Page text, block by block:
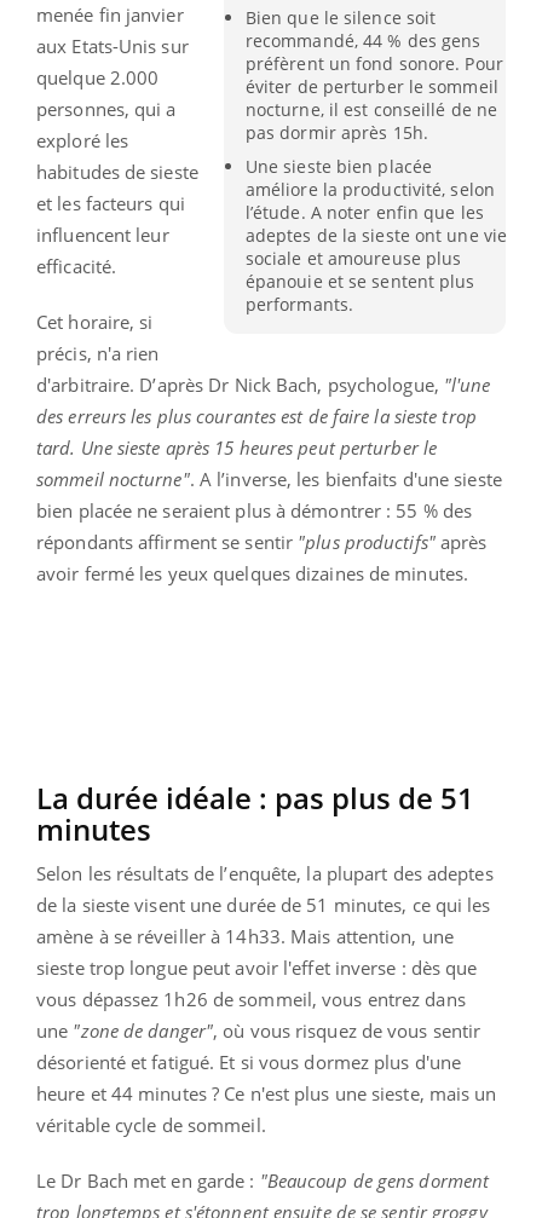
Bien que le silence soit
recommandé, 44 % des gens
préfèrent un fond sonore. Pour
éviter de perturber le sommeil
nocturne, il est conseillé de ne
pas dormir après 15h.
Une sieste bien placée
améliore la productivité, selon
l’étude. A noter enfin que les
adeptes de la sieste ont une vie
sociale et amoureuse plus
épanouie et se sentent plus
performants.
menée fin janvier
aux Etats-Unis sur
quelque 2.000
personnes, qui a
exploré les
habitudes de sieste
et les facteurs qui
influencent leur
efficacité.
Cet horaire, si
précis, n'a rien
d'arbitraire. D’après Dr Nick Bach, psychologue, "l'une
des erreurs les plus courantes est de faire la sieste trop
tard. Une sieste après 15 heures peut perturber le
sommeil nocturne". A l’inverse, les bienfaits d'une sieste
bien placée ne seraient plus à démontrer : 55 % des
répondants affirment se sentir "plus productifs"après
avoir fermé les yeux quelques dizaines de minutes.
La durée idéale : pas plus de 51
minutes
Selon les résultats de l’enquête, la plupart des adeptes
de la sieste visent une durée de 51 minutes, ce qui les
amène à se réveiller à 14h33. Mais attention, une
sieste trop longue peut avoir l'effet inverse : dès que
vous dépassez 1h26 de sommeil, vous entrez dans
une "zone de danger", où vous risquez de vous sentir
désorienté et fatigué. Et si vous dormez plus d'une
heure et 44 minutes ? Ce n'est plus une sieste, mais un
véritable cycle de sommeil.
Le Dr Bach met en garde : "Beaucoup de gens dorment
trop longtemps et s'étonnent ensuite de se sentir groggy